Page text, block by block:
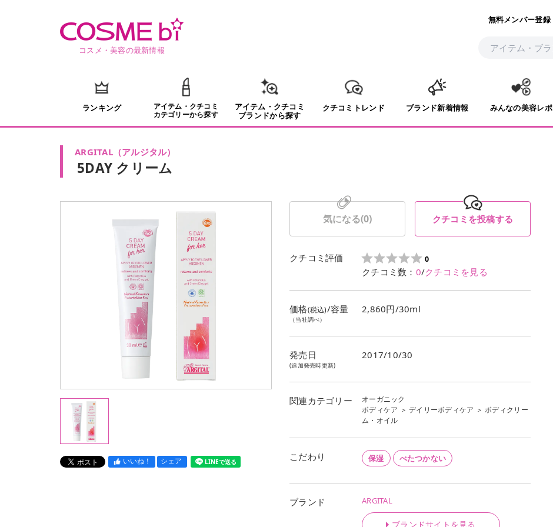
コスメ・美容の最新情報
無料メンバー登録
ランキング
アイテム・クチコミ
カテゴリーから探す
アイテム・クチコミ
ブランドから探す
クチコミトレンド ブランド新着情報 みんなの美容レポ
ARGITAL（アルジタル）
5DAY クリーム
いいね！ シェア LINEで送る
気になる(0) クチコミを投稿する
クチコミ評価 0
クチコミ数： 0/クチコミを見る
価格(税込)/容量
（当社調べ）
2,860円/30ml
発売日
(追加発売時更新)
2017/10/30
関連カテゴリー
オーガニック
ボディケア ＞デイリーボディケア ＞ボディクリー
ム・オイル
こだわり 保湿 べたつかない
ブランド ARGITAL